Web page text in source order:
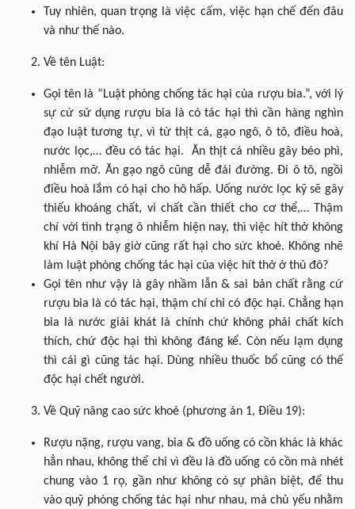
Tuy nhiên, quan trọng là việc cấm, việc hạn chế đến đâu
và như thế nào.
Về tên Luật:
Gọi tên là “Luật phòng chống tác hại của rượu bia.”, với lý
sự cứ sử dụng rượu bia là có tác hại thì cần hàng nghìn
đạo luật tương tự, vì từ thịt cá, gạo ngô, ô tô, điều hoà,
nước lọc,… đều có tác hại. Ăn thịt cá nhiều gây béo phì,
nhiễm mỡ. Ăn gạo ngô cũng dễ đái đường. Đi ô tô, ngồi
điều hoà lắm có hại cho hô hấp. Uống nước lọc kỹ sẽ gây
thiếu khoáng chất, vi chất cần thiết cho cơ thể,… Thậm
chí với tình trạng ô nhiễm hiện nay, thì việc hít thở không
khí Hà Nội bây giờ cũng rất hại cho sức khoẻ. Không nhẽ
làm luật phòng chống tác hại của việc hít thở ở thủ đô?
Gọi tên như vậy là gây nhầm lẫn & sai bản chất rằng cứ
rượu bia là có tác hại, thậm chí chỉ có độc hại. Chẳng hạn
bia là nước giải khát là chính chứ không phải chất kích
thích, chứ độc hại thì không đáng kể. Còn nếu lạm dụng
thì cái gì cũng tác hại. Dùng nhiều thuốc bổ cũng có thế
độc hại chết người.
Về Quỹ nâng cao sức khoẻ (phương án 1, Điều 19):
Rượu nặng, rượu vang, bia & đồ uống có cồn khác là khác
hẳn nhau, không thể chỉ vì đều là đồ uống có cồn mà nhét
chung vào 1 rọ, gần như không có sự phân biệt, để thu
vào quỹ phòng chống tác hại như nhau, mà chủ yếu nhằm